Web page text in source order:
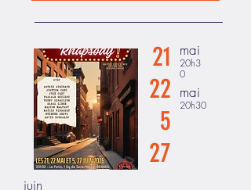
21
22
5
27
mai
20h3
0
mai
20h30
juin